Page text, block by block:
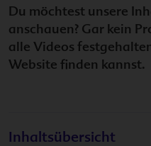
Du möchtest unsere
anschauen? Gar kein
alle Videos
Website finden kannst.
Inhaltsübersicht